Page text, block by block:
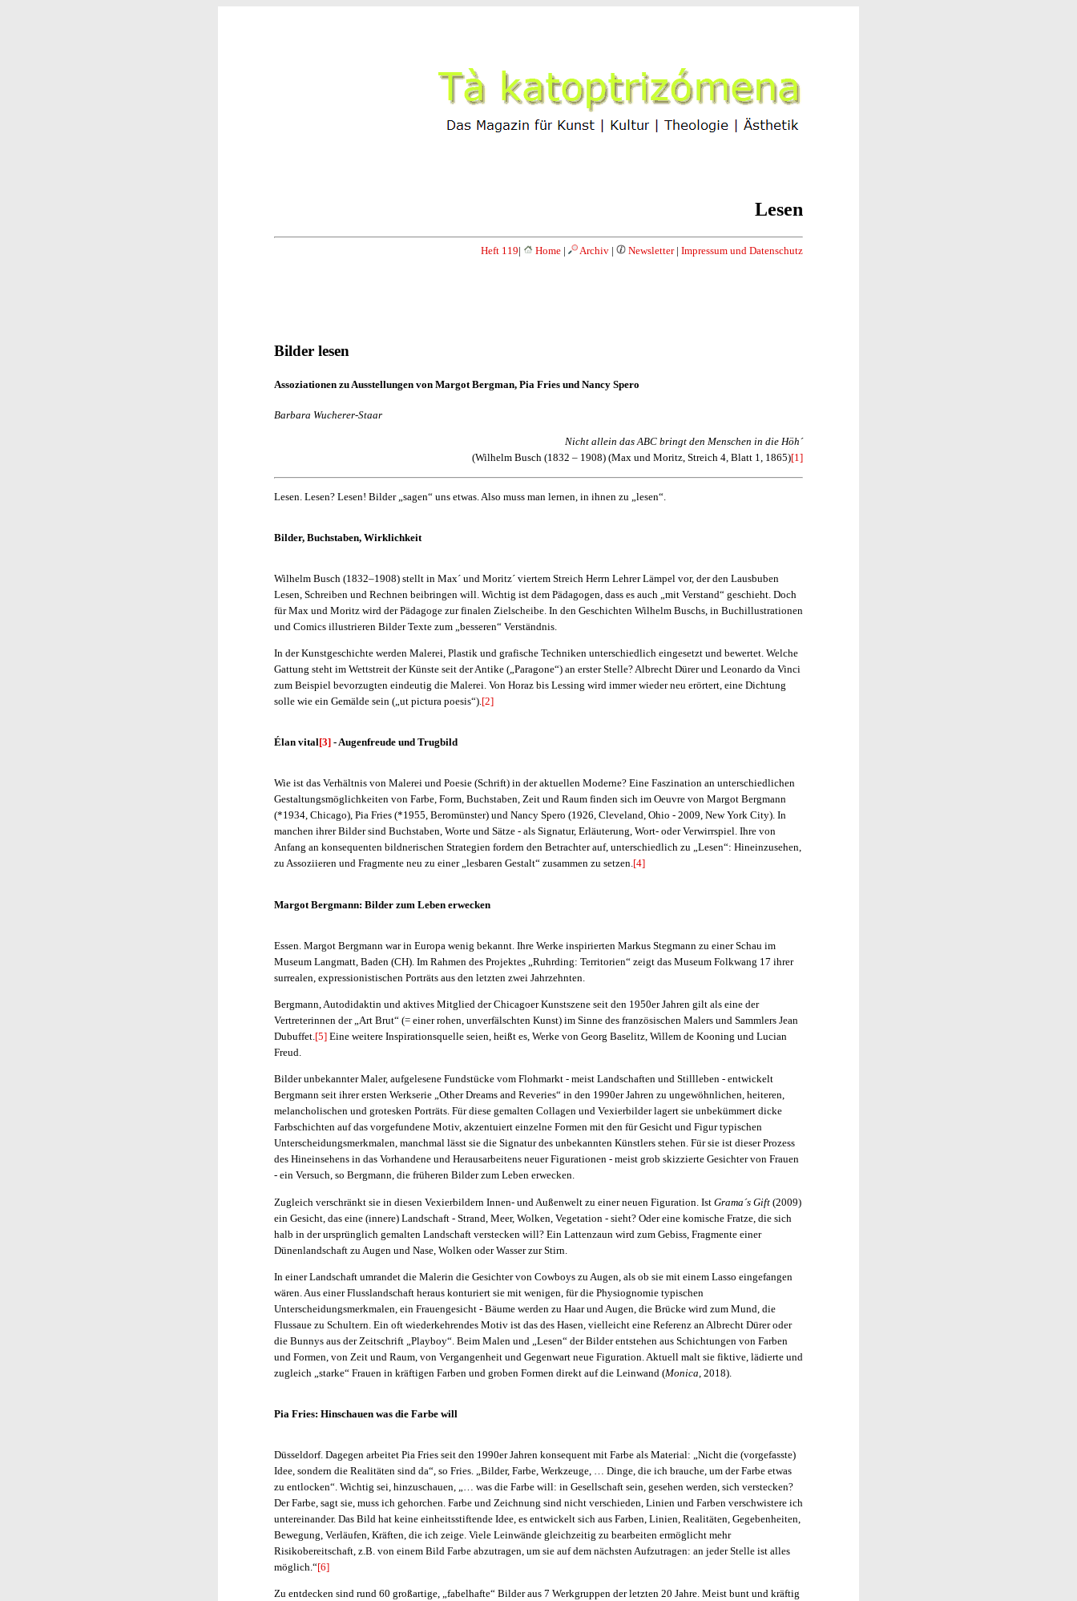
Lesen
Heft 119| Home | Archiv | Newsletter| Impressum und Datenschutz
Bilder lesen
Assoziationen zu Ausstellungen von Margot Bergman, Pia Fries und Nancy Spero
Barbara Wucherer-Staar
Nicht allein das ABC bringt den Menschen in die Höh´
(Wilhelm Busch (1832 – 1908) (Max und Moritz, Streich 4, Blatt 1, 1865)[1]
Lesen. Lesen? Lesen! Bilder „sagen“ uns etwas. Also muss man lernen, in ihnen zu „lesen“.
Bilder, Buchstaben, Wirklichkeit
Wilhelm Busch (1832–1908) stellt in Max´ und Moritz´ viertem Streich Herrn Lehrer Lämpel vor, der den Lausbuben
Lesen, Schreiben und Rechnen beibringen will. Wichtig ist dem Pädagogen, dass es auch „mit Verstand“ geschieht. Doch
für Max und Moritz wird der Pädagoge zur finalen Zielscheibe. In den Geschichten Wilhelm Buschs, in Buchillustrationen
und Comics illustrieren Bilder Texte zum „besseren“ Verständnis.
In der Kunstgeschichte werden Malerei, Plastik und grafische Techniken unterschiedlich eingesetzt und bewertet. Welche
Gattung steht im Wettstreit der Künste seit der Antike („Paragone“) an erster Stelle? Albrecht Dürer und Leonardo da Vinci
zum Beispiel bevorzugten eindeutig die Malerei. Von Horaz bis Lessing wird immer wieder neu erörtert, eine Dichtung
solle wie ein Gemälde sein („ut pictura poesis“).[2]
Élan vital[3] - Augenfreude und Trugbild
Wie ist das Verhältnis von Malerei und Poesie (Schrift) in der aktuellen Moderne? Eine Faszination an unterschiedlichen
Gestaltungsmöglichkeiten von Farbe, Form, Buchstaben, Zeit und Raum finden sich im Oeuvre von Margot Bergmann
(*1934, Chicago), Pia Fries (*1955, Beromünster) und Nancy Spero (1926, Cleveland, Ohio - 2009, New York City). In
manchen ihrer Bilder sind Buchstaben, Worte und Sätze - als Signatur, Erläuterung, Wort- oder Verwirrspiel. Ihre von
Anfang an konsequenten bildnerischen Strategien fordern den Betrachter auf, unterschiedlich zu „Lesen“: Hineinzusehen,
zu Assoziieren und Fragmente neu zu einer „lesbaren Gestalt“ zusammen zu setzen.[4]
Margot Bergmann: Bilder zum Leben erwecken
Essen. Margot Bergmann war in Europa wenig bekannt. Ihre Werke inspirierten Markus Stegmann zu einer Schau im
Museum Langmatt, Baden (CH). Im Rahmen des Projektes „Ruhrding: Territorien“ zeigt das Museum Folkwang 17 ihrer
surrealen, expressionistischen Porträts aus den letzten zwei Jahrzehnten.
Bergmann, Autodidaktin und aktives Mitglied der Chicagoer Kunstszene seit den 1950er Jahren gilt als eine der
Vertreterinnen der „Art Brut“ (= einer rohen, unverfälschten Kunst) im Sinne des französischen Malers und Sammlers Jean
Dubuffet. [5] Eine weitere Inspirationsquelle seien, heißt es, Werke von Georg Baselitz, Willem de Kooning und Lucian
Freud.
Bilder unbekannter Maler, aufgelesene Fundstücke vom Flohmarkt - meist Landschaften und Stillleben - entwickelt
Bergmann seit ihrer ersten Werkserie „Other Dreams and Reveries“ in den 1990er Jahren zu ungewöhnlichen, heiteren,
melancholischen und grotesken Porträts. Für diese gemalten Collagen und Vexierbilder lagert sie unbekümmert dicke
Farbschichten auf das vorgefundene Motiv, akzentuiert einzelne Formen mit den für Gesicht und Figur typischen
Unterscheidungsmerkmalen, manchmal lässt sie die Signatur des unbekannten Künstlers stehen. Für sie ist dieser Prozess
des Hineinsehens in das Vorhandene und Herausarbeitens neuer Figurationen - meist grob skizzierte Gesichter von Frauen
- ein Versuch, so Bergmann, die früheren Bilder zum Leben erwecken.
Zugleich verschränkt sie in diesen Vexierbildern Innen- und Außenwelt zu einer neuen Figuration. Ist Grama´s Gift (2009)
ein Gesicht, das eine (innere) Landschaft - Strand, Meer, Wolken, Vegetation - sieht? Oder eine komische Fratze, die sich
halb in der ursprünglich gemalten Landschaft verstecken will? Ein Lattenzaun wird zum Gebiss, Fragmente einer
Dünenlandschaft zu Augen und Nase, Wolken oder Wasser zur Stirn.
In einer Landschaft umrandet die Malerin die Gesichter von Cowboys zu Augen, als ob sie mit einem Lasso eingefangen
wären. Aus einer Flusslandschaft heraus konturiert sie mit wenigen, für die Physiognomie typischen
Unterscheidungsmerkmalen, ein Frauengesicht - Bäume werden zu Haar und Augen, die Brücke wird zum Mund, die
Flussaue zu Schultern. Ein oft wiederkehrendes Motiv ist das des Hasen, vielleicht eine Referenz an Albrecht Dürer oder
die Bunnys aus der Zeitschrift „Playboy“. Beim Malen und „Lesen“ der Bilder entstehen aus Schichtungen von Farben
und Formen, von Zeit und Raum, von Vergangenheit und Gegenwart neue Figuration. Aktuell malt sie fiktive, lädierte und
zugleich „starke“ Frauen in kräftigen Farben und groben Formen direkt auf die Leinwand (Monica , 2018).
Pia Fries: Hinschauen was die Farbe will
Düsseldorf. Dagegen arbeitet Pia Fries seit den 1990er Jahren konsequent mit Farbe als Material: „Nicht die (vorgefasste)
Idee, sondern die Realitäten sind da“, so Fries. „Bilder, Farbe, Werkzeuge, … Dinge, die ich brauche, um der Farbe etwas
zu entlocken“. Wichtig sei, hinzuschauen, „… was die Farbe will: in Gesellschaft sein, gesehen werden, sich verstecken?
Der Farbe, sagt sie, muss ich gehorchen. Farbe und Zeichnung sind nicht verschieden, Linien und Farben verschwistere ich
untereinander. Das Bild hat keine einheitsstiftende Idee, es entwickelt sich aus Farben, Linien, Realitäten, Gegebenheiten,
Bewegung, Verläufen, Kräften, die ich zeige. Viele Leinwände gleichzeitig zu bearbeiten ermöglicht mehr
Risikobereitschaft, z.B. von einem Bild Farbe abzutragen, um sie auf dem nächsten Aufzutragen: an jeder Stelle ist alles
möglich.“[6]
Zu entdecken sind rund 60 großartige, „fabelhafte“ Bilder aus 7 Werkgruppen der letzten 20 Jahre. Meist bunt und kräftig